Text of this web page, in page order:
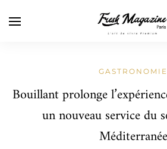
GASTRONOMIE
Bouillant prolonge
un nouveau service du
Méditerranée